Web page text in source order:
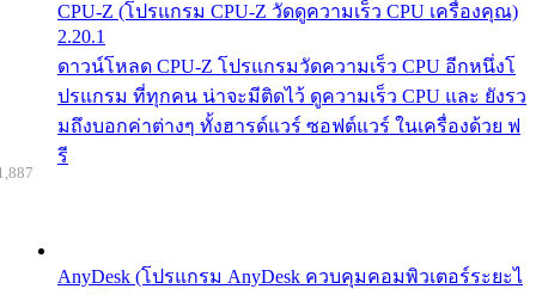
CPU-Z (โปรแกรม CPU-Z วัดดูความเร็ว CPU เครื่องคุณ)
2.20.1
ดาวน์โหลด CPU-Z โปรแกรมวัดความเร็ว CPU อีกหนึ่งโ
ปรแกรม ที่ทุกคน น่าจะมีติดไว้ ดูความเร็ว CPU และ ยังรว
มถึงบอกค่าต่างๆ ทั้งฮารด์แวร์ ซอฟต์แวร์ ในเครื่องด้วย ฟ
รี
AnyDesk (โปรแกรม AnyDesk ควบคุมคอมพิวเตอร์ระยะไ